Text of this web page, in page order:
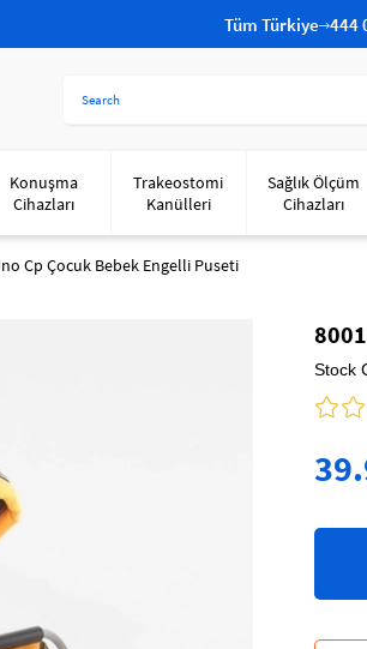
Tüm Türkiye 444
Konuşma
Cihazları
Trakeostomi
Kanülleri
Sağlık Ölçüm
Cihazları
Cp Çocuk Bebek Engelli Puseti
Stock